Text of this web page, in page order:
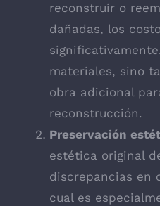
reconstruir o
dañadas, los
materiales, sino
obra adicional
reconstrucción.
Preservación
estética original
discrepancias en
cual es